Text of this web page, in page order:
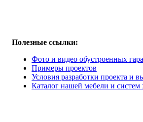
Полезные ссылки:
Фото и видео обустроенных
Примеры проектов
Условия разработки проекта и
Каталог нашей мебели и систем